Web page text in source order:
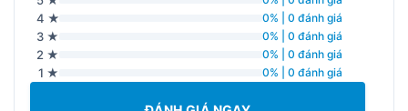
4 ★ 0% | 0 đánh giá
3 ★ 0% | 0 đánh giá
2 ★ 0% | 0 đánh giá
1 ★ 0% | 0 đánh giá